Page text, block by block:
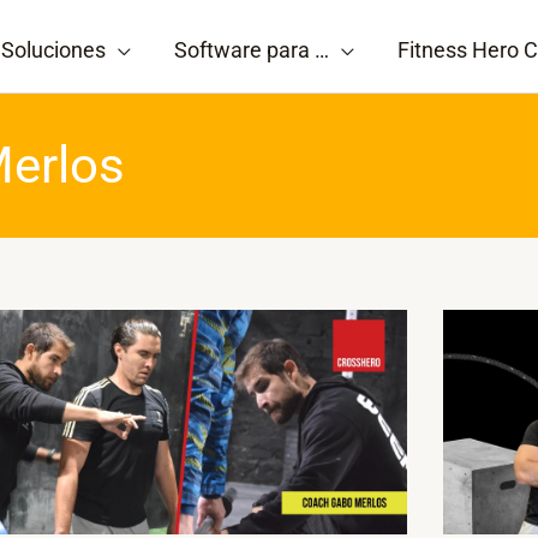
Soluciones Software para … Fitness Hero